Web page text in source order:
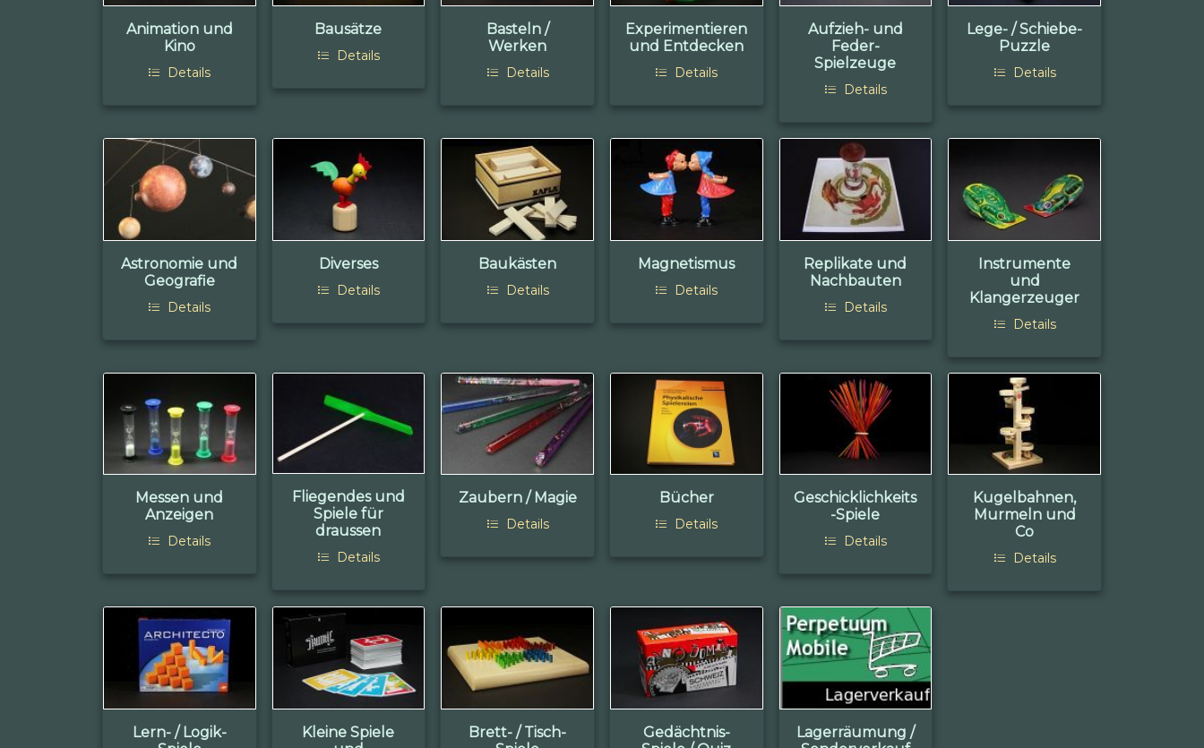
Animation und
Kino
Details
Bausätze
Details
Basteln /
Werken
Details
Experimentieren
und Entdecken
Details
Aufzieh- und
Feder-
Spielzeuge
Details
Lege- / Schiebe-
Puzzle
Details
Astronomie und
Geografie
Details
Diverses
Details
Baukästen
Details
Magnetismus
Details
Replikate und
Nachbauten
Details
Instrumente
und
Klangerzeuger
Details
Messen und
Anzeigen
Details
Fliegendes und
Spiele für
draussen
Details
Zaubern / Magie
Details
Bücher
Details
Geschicklichkeits
-Spiele
Details
Kugelbahnen,
Murmeln und
Co
Details
Lern- / Logik-
Kleine Spiele
Brett- / Tisch-
Gedächtnis-
Lagerräumung /